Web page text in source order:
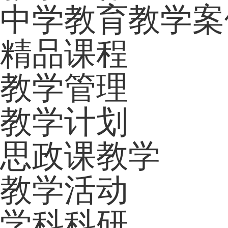
中学教育教学
精品课程
教学管理
教学计划
思政课教学
教学活动